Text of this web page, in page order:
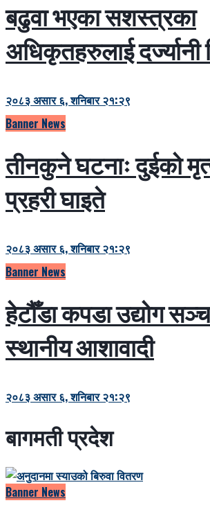
बढुवा भएका सशस्त्रका
अधिकृतहरुलाई दर्ज्यानी
२०८३ असार ६, शनिबार २१:२९
Banner News
तीनकुने घटनाः दुईको
प्रहरी घाइते
२०८३ असार ६, शनिबार २१:२९
Banner News
हेटौँडा कपडा उद्योग
स्थानीय आशावादी
२०८३ असार ६, शनिबार २१:२९
बागमती प्रदेश
Banner News